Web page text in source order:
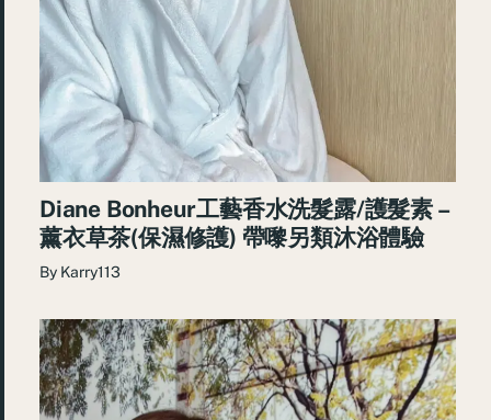
Diane Bonheur工藝香水洗髮露/護髮素 –
薰衣草茶(保濕修護) 帶嚟另類沐浴體驗
By Karry113